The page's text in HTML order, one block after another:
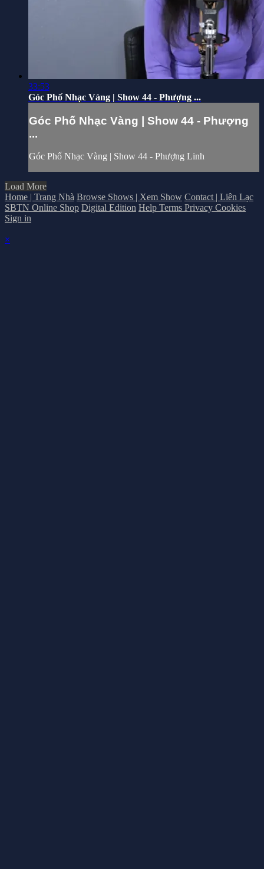
33:53
Góc Phố Nhạc Vàng | Show 44 - Phượng ...
Góc Phố Nhạc Vàng | Show 44 - Phượng
...
Góc Phố Nhạc Vàng | Show 44 - Phượng Linh
Load More
Home | Trang Nhà Browse Shows | Xem Show Contact | Liên Lạc
SBTN Online Shop Digital Edition Help Terms Privacy Cookies
Sign in
×